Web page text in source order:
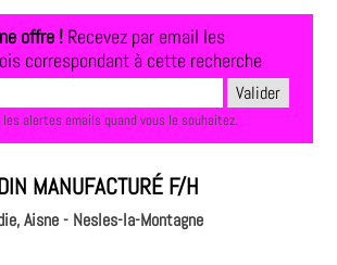
offre ! Recevez par email les
correspondant à cette recherche
les alertes emails quand vous le souhaitez.
MANUFACTURÉ F/H
Aisne - Nesles-la-Montagne